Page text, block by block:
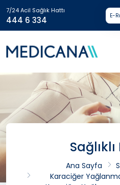
7/24 Acil Sağlık Hattı
444 6 334 E-
Ana Sayfa
Karaciğer